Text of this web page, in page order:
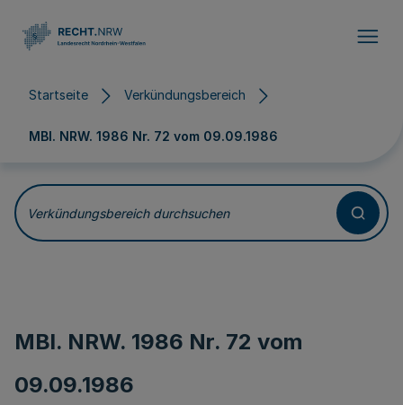
Startseite Verkündungsbereich
MBl. NRW. 1986 Nr. 72 vom 09.09.1986
Verkündungsbereich durchsuchen
MBl. NRW. 1986 Nr. 72 vom
09.09.1986